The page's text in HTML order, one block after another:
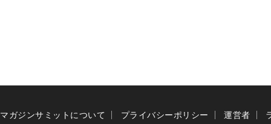
マガジンサミットについて プライバシーポリシー 運営者